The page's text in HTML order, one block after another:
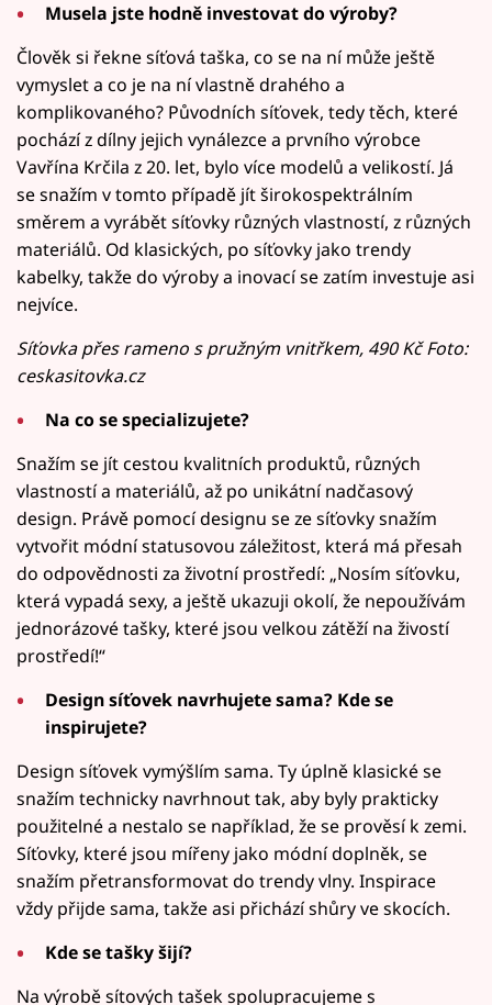
Musela jste hodně investovat do výroby?
Člověk si řekne síťová taška, co se na ní může ještě
vymyslet a co je na ní vlastně drahého a
komplikovaného? Původních síťovek, tedy těch, které
pochází z dílny jejich vynálezce a prvního výrobce
Vavřína Krčila z 20. let, bylo více modelů a velikostí. Já
se snažím v tomto případě jít širokospektrálním
směrem a vyrábět síťovky různých vlastností, z různých
materiálů. Od klasických, po síťovky jako trendy
kabelky, takže do výroby a inovací se zatím investuje asi
nejvíce.
Síťovka přes rameno s pružným vnitřkem, 490 Kč Foto:
ceskasitovka.cz
Na co se specializujete?
Snažím se jít cestou kvalitních produktů, různých
vlastností a materiálů, až po unikátní nadčasový
design. Právě pomocí designu se ze síťovky snažím
vytvořit módní statusovou záležitost, která má přesah
do odpovědnosti za životní prostředí: „Nosím síťovku,
která vypadá sexy, a ještě ukazuji okolí, že nepoužívám
jednorázové tašky, které jsou velkou zátěží na živostí
prostředí!“
Design síťovek navrhujete sama? Kde se
inspirujete?
Design síťovek vymýšlím sama. Ty úplně klasické se
snažím technicky navrhnout tak, aby byly prakticky
použitelné a nestalo se například, že se prověsí k zemi.
Síťovky, které jsou mířeny jako módní doplněk, se
snažím přetransformovat do trendy vlny. Inspirace
vždy přijde sama, takže asi přichází shůry ve skocích.
Kde se tašky šijí?
Na výrobě sítových tašek spolupracujeme s